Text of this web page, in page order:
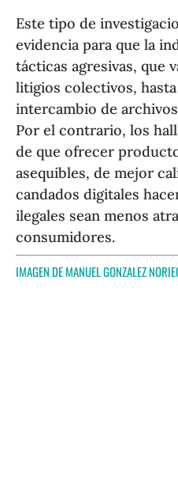
Este tipo de
evidencia para que la
tácticas agresivas, que
litigios colectivos,
intercambio de archivos
Por el contrario, los
de que ofrecer
asequibles, de mejor
candados digitales
ilegales sean menos
consumidores.
IMAGEN DEMANUEL GONZALEZ